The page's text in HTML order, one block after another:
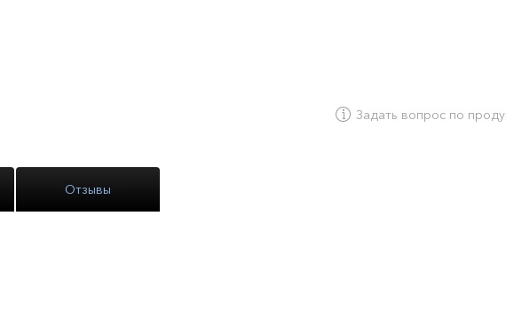
Задать вопрос по
Отзывы